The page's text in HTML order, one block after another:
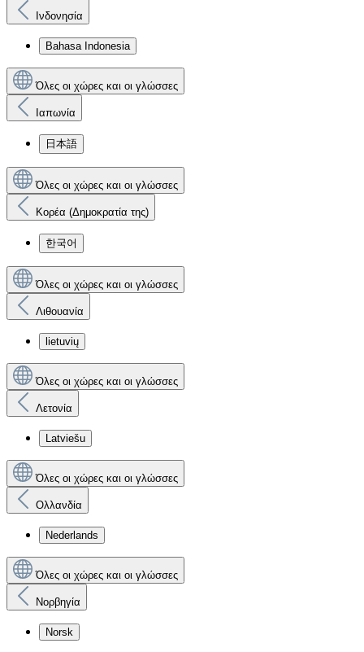
Ινδονησία
Bahasa Indonesia
Όλες οι χώρες και οι γλώσσες
Ιαπωνία
日本語
Όλες οι χώρες και οι γλώσσες
Κορέα (Δημοκρατία της)
한국어
Όλες οι χώρες και οι γλώσσες
Λιθουανία
lietuvių
Όλες οι χώρες και οι γλώσσες
Λετονία
Latviešu
Όλες οι χώρες και οι γλώσσες
Ολλανδία
Nederlands
Όλες οι χώρες και οι γλώσσες
Νορβηγία
Norsk